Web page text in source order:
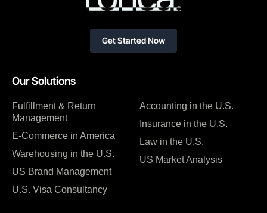
Our Solutions
Fulfillment & Return
Management
E-Commerce in America
Warehousing in the U.S.
US Brand Management
U.S. Visa Consultancy
Accounting in the U.S.
Insurance in the U.S.
Law in the U.S.
US Market Analysis
Get Started Now